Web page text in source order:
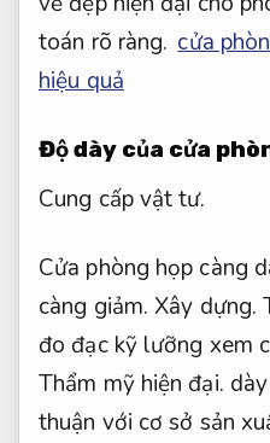
toán rõ ràng. cửa
hiệu quả
Độ dày của cửa
Cung cấp vật tư.
Cửa phòng họp càng
càng giảm.Xây dựng.
đo đạc kỹ lưỡng xem
Thẩm mỹ hiện đại.
thuận với cơ sở sản